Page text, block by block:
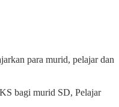
para murid, pelajar dan
bagi murid SD, Pelajar